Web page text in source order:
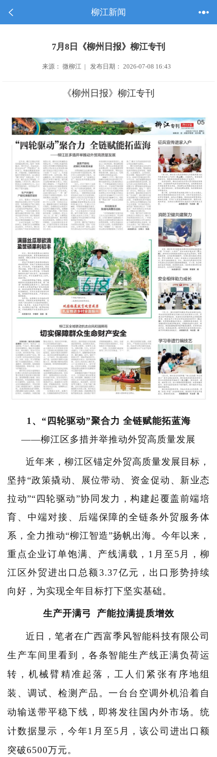
柳江新闻
7月8日《柳州日报》柳江专刊
来源： 微柳江 | 发布日期： 2026-07-08 16:43
《柳州日报》柳江专刊
1、“四轮驱动”聚合力 全链赋能拓蓝海
——柳江区多措并举推动外贸高质量发展
近年来，柳江区锚定外贸高质量发展目标，
坚持“政策撬动、展位带动、资金促动、新业态
拉动”“四轮驱动”协同发力，构建起覆盖前端培
育、中端对接、后端保障的全链条外贸服务体
系，全力推动“柳江智造”扬帆出海。今年以来，
重点企业订单饱满、产线满载，1月至5月，柳
江区外贸进出口总额3.37亿元，出口形势持续
向好，为实现全年目标打下坚实基础。
生产开满弓 产能拉满提质增效
近日，笔者在广西富季风智能科技有限公司
生产车间里看到，各条智能生产线正满负荷运
转，机械臂精准起落，工人们紧张有序地组
装、调试、检测产品。一台台空调外机沿着自
动输送带平稳下线，即将发往国内外市场。统
计数据显示，今年1月至5月，该公司进出口额
突破6500万元。